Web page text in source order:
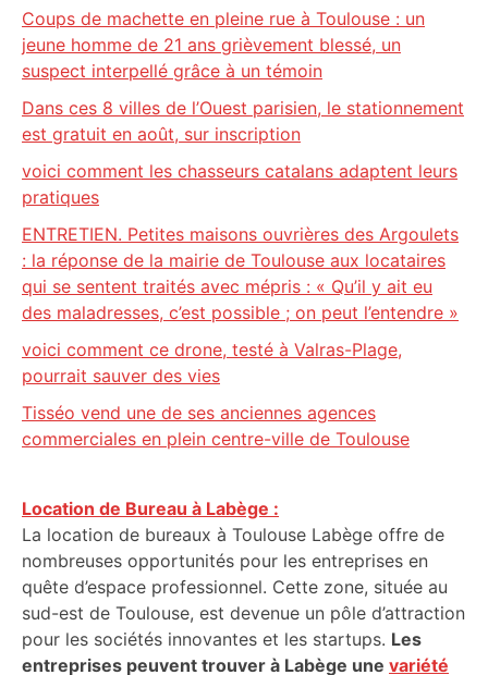
Coups de machette en pleine rue à Toulouse : un
jeune homme de 21 ans grièvement blessé, un
suspect interpellé grâce à un témoin
Dans ces 8 villes de l’Ouest parisien, le stationnement
est gratuit en août, sur inscription
voici comment les chasseurs catalans adaptent leurs
pratiques
ENTRETIEN. Petites maisons ouvrières des Argoulets
: la réponse de la mairie de Toulouse aux locataires
qui se sentent traités avec mépris : « Qu’il y ait eu
des maladresses, c’est possible ; on peut l’entendre »
voici comment ce drone, testé à Valras-Plage,
pourrait sauver des vies
Tisséo vend une de ses anciennes agences
commerciales en plein centre-ville de Toulouse
Location de Bureau à Labège :
La location de bureaux à Toulouse Labège offre de
nombreuses opportunités pour les entreprises en
quête d’espace professionnel. Cette zone, située au
sud-est de Toulouse, est devenue un pôle d’attraction
pour les sociétés innovantes et les startups. Les
entreprises peuvent trouver à Labège une variété